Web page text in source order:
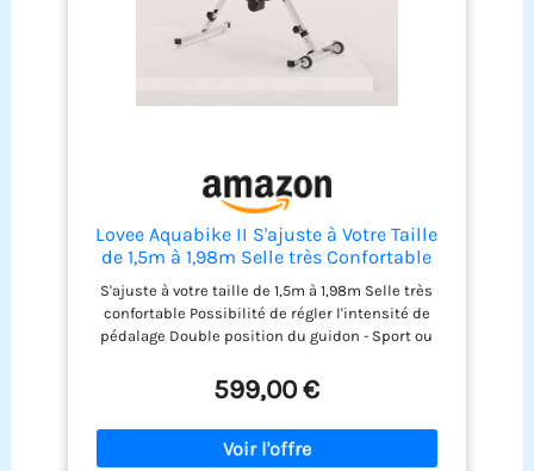
Lovee Aquabike II S'ajuste à Votre Taille
de 1,5m à 1,98m Selle très Confortable
Possibilité de régler l'intensité de
pédalage Orange Pur
S'ajuste à votre taille de 1,5m à 1,98m Selle très
confortable Possibilité de régler l'intensité de
pédalage Double position du guidon - Sport ou
599,00 €